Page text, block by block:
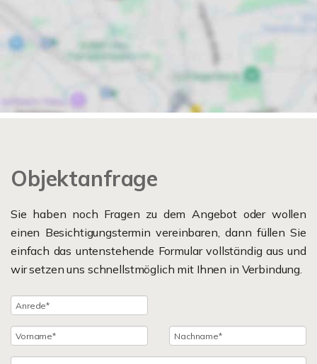
Objektanfrage
Sie haben noch Fragen zu dem Angebot oder wollen
einen Besichtigungstermin vereinbaren, dann füllen Sie
einfach das untenstehende Formular vollständig aus und
wir setzen uns schnellstmöglich mit Ihnen in Verbindung.